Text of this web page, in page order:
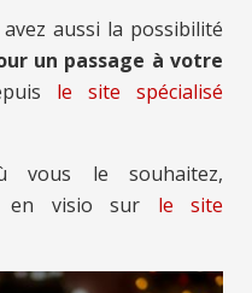
aussi la possibilité
un passage à votre
le site spécialisé
vous le souhaitez,
en visio sur le site